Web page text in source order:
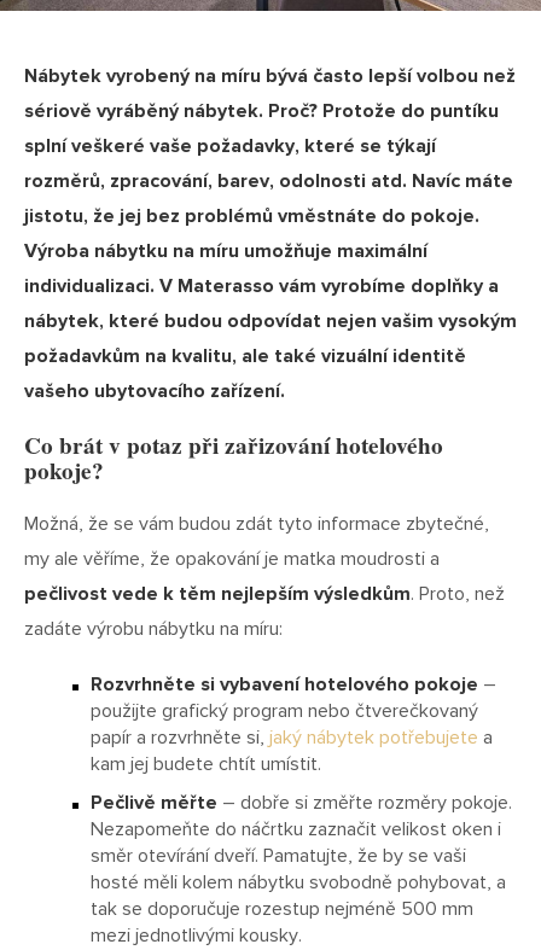
Nábytek vyrobený na míru bývá často lepší volbou než
sériově vyráběný nábytek. Proč? Protože do puntíku
splní veškeré vaše požadavky, které se týkají
rozměrů, zpracování, barev, odolnosti atd. Navíc máte
jistotu, že jej bez problémů vměstnáte do pokoje.
Výroba nábytku na míru umožňuje maximální
individualizaci. V Materasso vám vyrobíme doplňky a
nábytek, které budou odpovídat nejen vašim vysokým
požadavkům na kvalitu, ale také vizuální identitě
vašeho ubytovacího zařízení.
Co brát v potaz při zařizování hotelového
pokoje?
Možná, že se vám budou zdát tyto informace zbytečné,
my ale věříme, že opakování je matka moudrosti a
pečlivost vede k těm nejlepším výsledkům. Proto, než
zadáte výrobu nábytku na míru:
Rozvrhněte si vybavení hotelového pokoje –
použijte grafický program nebo čtverečkovaný
papír a rozvrhněte si, jaký nábytek potřebujete a
kam jej budete chtít umístit.
Pečlivě měřte – dobře si změřte rozměry pokoje.
Nezapomeňte do náčrtku zaznačit velikost oken i
směr otevírání dveří. Pamatujte, že by se vaši
hosté měli kolem nábytku svobodně pohybovat, a
tak se doporučuje rozestup nejméně 500 mm
mezi jednotlivými kousky.